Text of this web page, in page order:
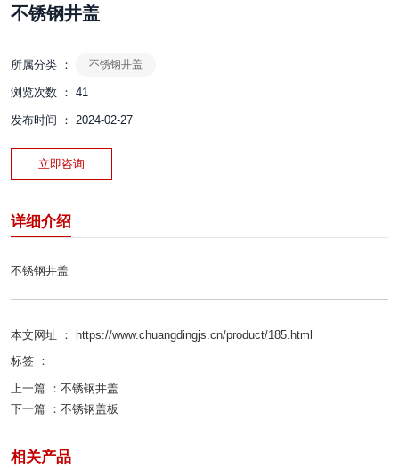
不锈钢井盖
所属分类 ： 不锈钢井盖
浏览次数 ： 41
发布时间 ： 2024-02-27
立即咨询
详细介绍
不锈钢井盖
本文网址 ： https://www.chuangdingjs.cn/product/185.html
标签 ：
上一篇 ： 不锈钢井盖
下一篇 ： 不锈钢盖板
相关产品